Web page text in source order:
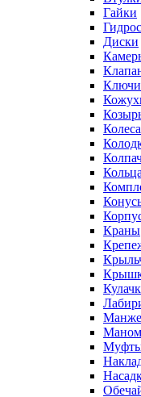
Гайки
Диски
Ключи
Колеса
Кольца
Краны